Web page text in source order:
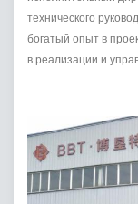
технического
богатый опыт в
в реализации и